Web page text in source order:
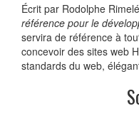
Écrit par Rodolphe
référence pour le
servira de référence à
concevoir des sites web
standards du web,